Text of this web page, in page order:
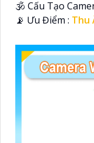
🕉️ Cấu Tạo
️📡 Ưu Điểm : Thu